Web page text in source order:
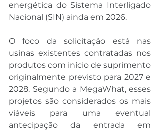
energética do Sistema Interligado
Nacional (SIN) ainda em 2026.
O foco da solicitação está nas
usinas existentes contratadas nos
produtos com início de suprimento
originalmente previsto para 2027 e
2028. Segundo a MegaWhat, esses
projetos são considerados os mais
viáveis para uma eventual
antecipação da entrada em